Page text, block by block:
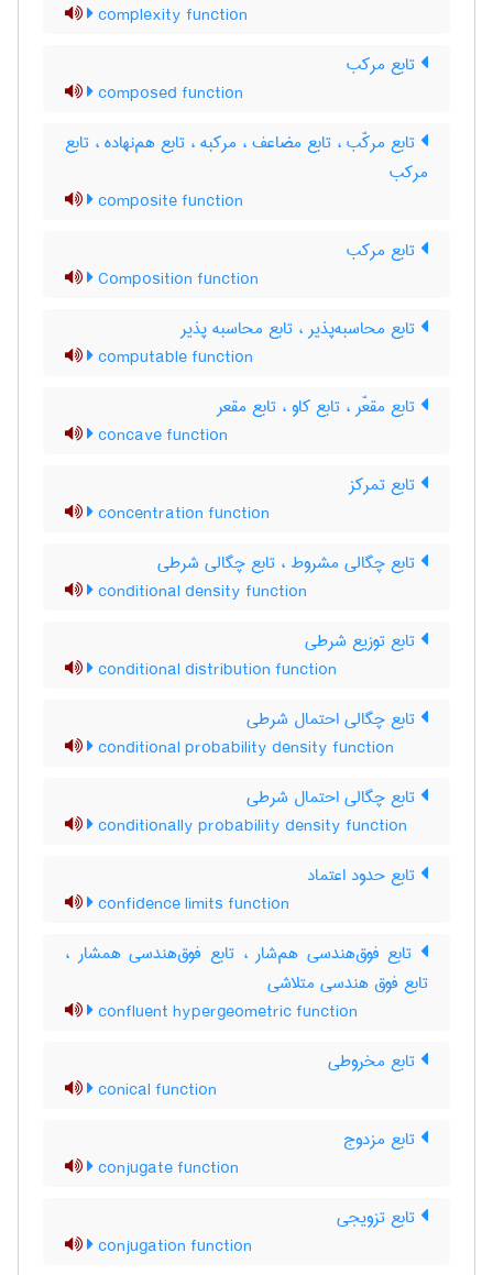
complexity function
تابع مرکب
composed function
تابع مرکّب ، تابع مضاعف ، مرکبه ، تابع هم‌نهاده ، تابع
مرکب
composite function
تابع مرکب
Composition function
تابع محاسبه‌پذیر ، تابع محاسبه پذیر
computable function
تابع مقعّر ، تابع کاو ، تابع مقعر
concave function
تابع تمرکز
concentration function
تابع چگالی مشروط ، تابع چگالی شرطی
conditional density function
تابع توزیع شرطی
conditional distribution function
تابع چگالی احتمال شرطی
conditional probability density function
تابع چگالی احتمال شرطی
conditionally probability density function
تابع حدود اعتماد
confidence limits function
تابع فوق‌هندسی هم‌شار ، تابع فوق‌هندسی همشار ،
تابع فوق هندسی متلاشی
confluent hypergeometric function
تابع مخروطی
conical function
تابع مزدوج
conjugate function
تابع تزویجی
conjugation function